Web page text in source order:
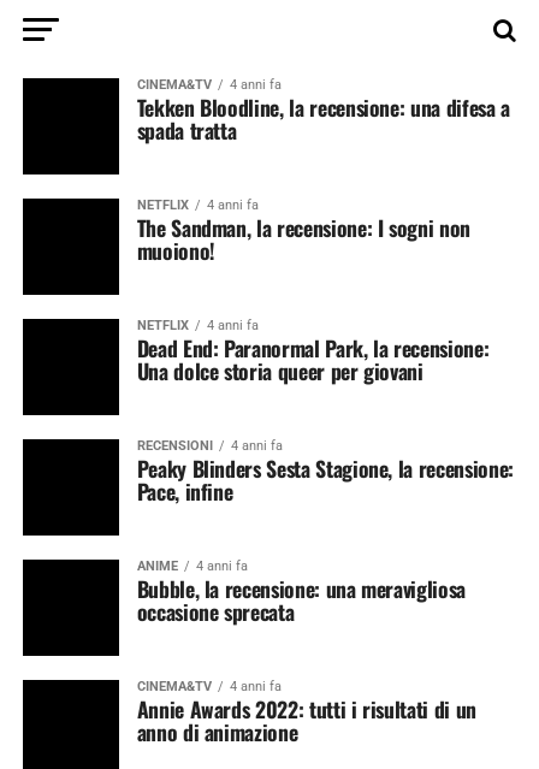
CINEMA&TV 4 anni fa
Tekken Bloodline, la recensione: una difesa a
spada tratta
NETFLIX 4 anni fa
The Sandman, la recensione: I sogni non
muoiono!
NETFLIX 4 anni fa
Dead End: Paranormal Park, la recensione:
Una dolce storia queer per giovani
RECENSIONI 4 anni fa
Peaky Blinders Sesta Stagione, la recensione:
Pace, infine
ANIME 4 anni fa
Bubble, la recensione: una meravigliosa
occasione sprecata
CINEMA&TV 4 anni fa
Annie Awards 2022: tutti i risultati di un
anno di animazione